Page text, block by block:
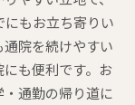
もお立ち寄りい
院を続けやすい
も便利です。お
通勤の帰り道に